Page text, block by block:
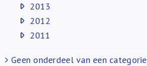
2013
2012
2011
Geen onderdeel van een categorie